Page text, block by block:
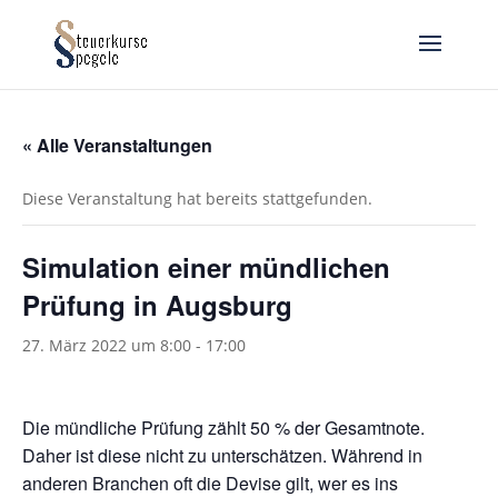
« Alle Veranstaltungen
Diese Veranstaltung hat bereits stattgefunden.
Simulation einer mündlichen
Prüfung in Augsburg
27. März 2022 um 8:00 - 17:00
Die mündliche Prüfung zählt 50 % der Gesamtnote.
Daher ist diese nicht zu unterschätzen. Während in
anderen Branchen oft die Devise gilt, wer es ins